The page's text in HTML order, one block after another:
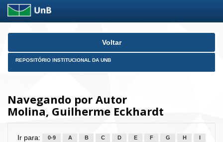
Skip
Voltar
REPOSITÓRIO INSTITUCIONAL DA UNB
Navegando por Autor
Molina, Guilherme Eckhardt
Ir para: 0-9 A B C D E F G H